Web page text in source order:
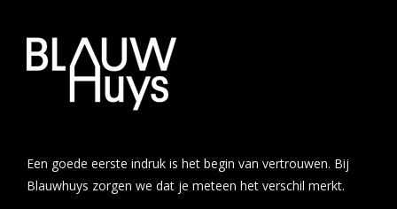
Een goede eerste indruk is het begin van vertrouwen. Bij
Blauwhuys zorgen we dat je meteen het verschil merkt.